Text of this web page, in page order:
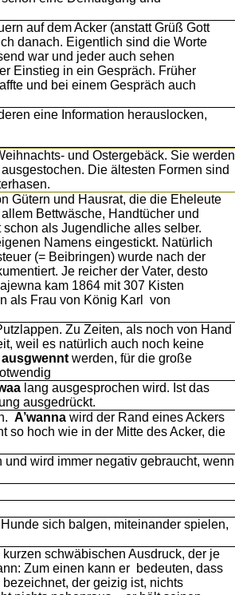
auf dem Acker (anstatt Grüß Gott
danach. Eigentlich sind die Worte
war und jeder auch sehen
Einstieg in ein Gespräch. Früher
und bei einem Gespräch auch
eine Information herauslocken,
und Ostergebäck. Sie werden
Die ältesten Formen sind
Gütern und Hausrat, die die Eheleute
Bettwäsche, Handtücher und
als Jugendliche alles selber.
Namens eingestickt. Natürlich
(= Beibringen) wurde nach der
Je reicher der Vater, desto
kam 1864 mit 307 Kisten
als Frau von König Karl
von
Zu Zeiten, als noch von Hand
weil es natürlich auch noch keine
ausgwennt werden, für die große
lang ausgesprochen wird. Ist das
ausgedrückt.
A’wanna wird der Rand eines Ackers
so hoch wie in der Mitte des Acker, die
wird immer negativ gebraucht, wenn
sich balgen, miteinander spielen,
schwäbischen Ausdruck, der je
Zum einen kann er bedeuten, dass
der geizig ist, nichts